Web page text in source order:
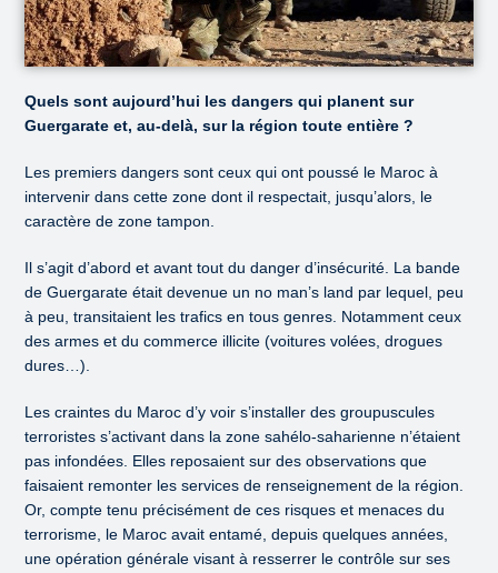
Quels sont aujourd’hui les dangers qui planent sur
Guergarate et, au-delà, sur la région toute entière ?
Les premiers dangers sont ceux qui ont poussé le Maroc à
intervenir dans cette zone dont il respectait, jusqu’alors, le
caractère de zone tampon.
Il s’agit d’abord et avant tout du danger d’insécurité. La bande
de Guergarate était devenue un no man’s land par lequel, peu
à peu, transitaient les trafics en tous genres. Notamment ceux
des armes et du commerce illicite (voitures volées, drogues
dures…).
Les craintes du Maroc d’y voir s’installer des groupuscules
terroristes s’activant dans la zone sahélo-saharienne n’étaient
pas infondées. Elles reposaient sur des observations que
faisaient remonter les services de renseignement de la région.
Or, compte tenu précisément de ces risques et menaces du
terrorisme, le Maroc avait entamé, depuis quelques années,
une opération générale visant à resserrer le contrôle sur ses